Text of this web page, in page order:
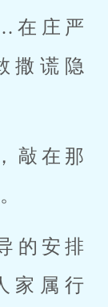
在庄严
撒谎隐
敲在那
的安排
家属行